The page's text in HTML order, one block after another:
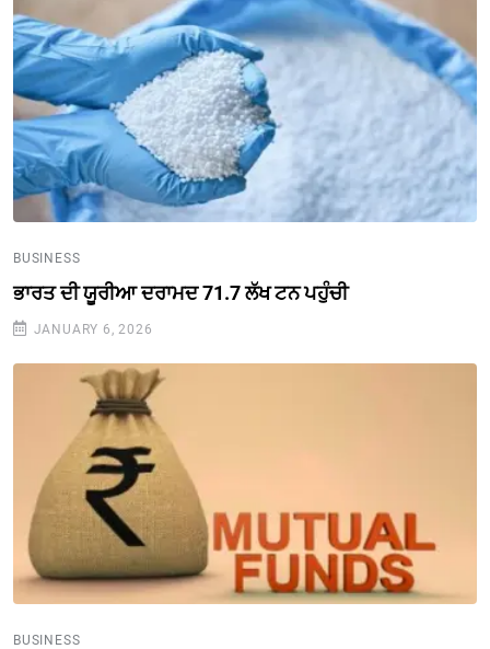
BUSINESS
ਭਾਰਤ ਦੀ ਯੂਰੀਆ ਦਰਾਮਦ 71.7 ਲੱਖ ਟਨ ਪਹੁੰਚੀ
JANUARY 6, 2026
BUSINESS